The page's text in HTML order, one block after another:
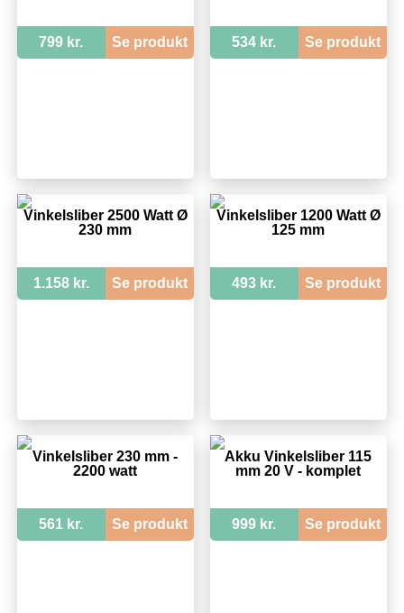
799 kr. Se produkt 534 kr. Se produkt
Vinkelsliber 2500 Watt Ø
230 mm
1.158 kr. Se produkt
Vinkelsliber 1200 Watt Ø
125 mm
493 kr. Se produkt
Vinkelsliber 230 mm -
2200 watt
561 kr. Se produkt
Akku Vinkelsliber 115
mm 20 V - komplet
999 kr. Se produkt